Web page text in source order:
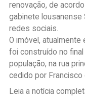
renovação, de
gabinete lousanense
redes sociais.
O imóvel,
foi construído no
população, na rua
cedido por Francisco
Leia a notícia